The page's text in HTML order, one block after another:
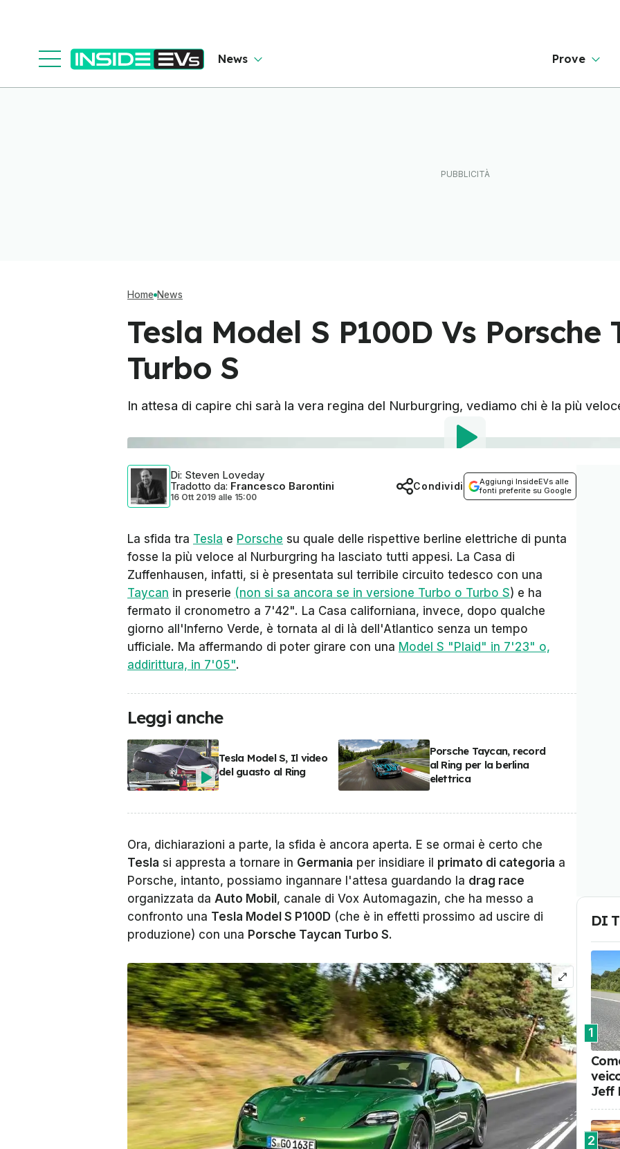
News Prove
Home News
Tesla Model S P100D Vs Porsche
Turbo S
In attesa di capire chi sarà la vera regina del Nurburgring, vediamo chi è la più
Di: Steven Loveday
Tradotto da: Francesco Barontini
16 Ott 2019 alle 15:00
Aggiungi InsideEVs alle
fonti preferite su Google
Condividi
La sfida tra Tesla e Porsche su quale delle rispettive berline elettriche di punta
fosse la più veloce al Nurburgring ha lasciato tutti appesi. La Casa di
Zuffenhausen, infatti, si è presentata sul terribile circuito tedesco con una
Taycan in preserie (non si sa ancora se in versione Turbo o Turbo S) e ha
fermato il cronometro a 7'42". La Casa californiana, invece, dopo qualche
giorno all'Inferno Verde, è tornata al di là dell'Atlantico senza un tempo
ufficiale. Ma affermando di poter girare con una Model S "Plaid" in 7'23" o,
addirittura, in 7'05".
Leggi anche
Tesla Model S, Il video
del guasto al Ring
Porsche Taycan, record
al Ring per la berlina
elettrica
Ora, dichiarazioni a parte, la sfida è ancora aperta. E se ormai è certo che
Tesla si appresta a tornare in Germania per insidiare il primato di categoria a
Porsche, intanto, possiamo ingannare l'attesa guardando la drag race
organizzata da Auto Mobil , canale di Vox Automagazin, che ha messo a
confronto una Tesla Model S P100D (che è in effetti prossimo ad uscire di
produzione) con una Porsche Taycan Turbo S.
DI
1
Jeff
2